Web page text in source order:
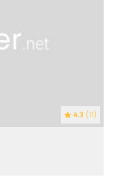
4.3 (11)